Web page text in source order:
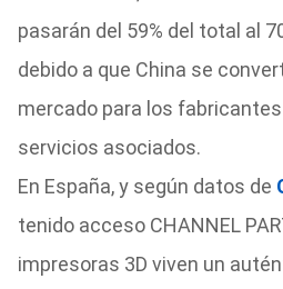
pasarán del 59% del total al
debido a que China se
mercado para los
servicios asociados.
En España, y según datos de
tenido acceso CHANNEL
impresoras 3D viven un